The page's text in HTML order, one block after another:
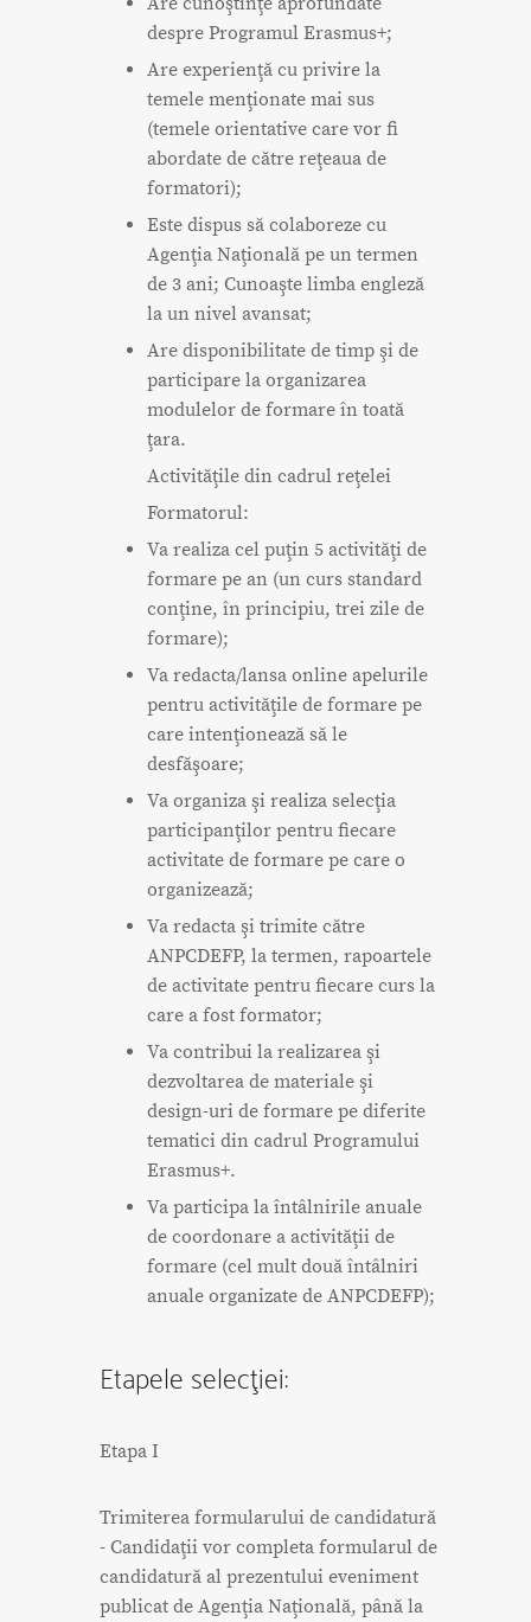
despre Programul Erasmus+;
Are experienţă cu privire la
temele menţionate mai sus
(temele orientative care vor fi
abordate de către reţeaua de
formatori);
Este dispus să colaboreze cu
Agenţia Naţională pe un termen
de 3 ani; Cunoaşte limba engleză
la un nivel avansat;
Are disponibilitate de timp şi de
participare la organizarea
modulelor de formare în toată
ţara.
Activităţile din cadrul reţelei
Formatorul:
Va realiza cel puţin 5 activităţi de
formare pe an (un curs standard
conţine, în principiu, trei zile de
formare);
Va redacta/lansa online apelurile
pentru activităţile de formare pe
care intenţionează să le
desfăşoare;
Va organiza şi realiza selecţia
participanţilor pentru fiecare
activitate de formare pe care o
organizează;
Va redacta şi trimite către
ANPCDEFP, la termen, rapoartele
de activitate pentru fiecare curs la
care a fost formator;
Va contribui la realizarea şi
dezvoltarea de materiale şi
design-uri de formare pe diferite
tematici din cadrul Programului
Erasmus+.
Va participa la întâlnirile anuale
de coordonare a activităţii de
formare (cel mult două întâlniri
anuale organizate de ANPCDEFP);
Etapele selecţiei:
Etapa I
Trimiterea formularului de candidatură
- Candidaţii vor completa formularul de
candidatură al prezentului eveniment
publicat de Agenţia Naţională, până la